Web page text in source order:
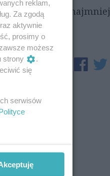
na 1 km2), a najmniej
reklam,
Za zgodą
aktywnie
prosimy o
możesz
strony
.
się
serwisów